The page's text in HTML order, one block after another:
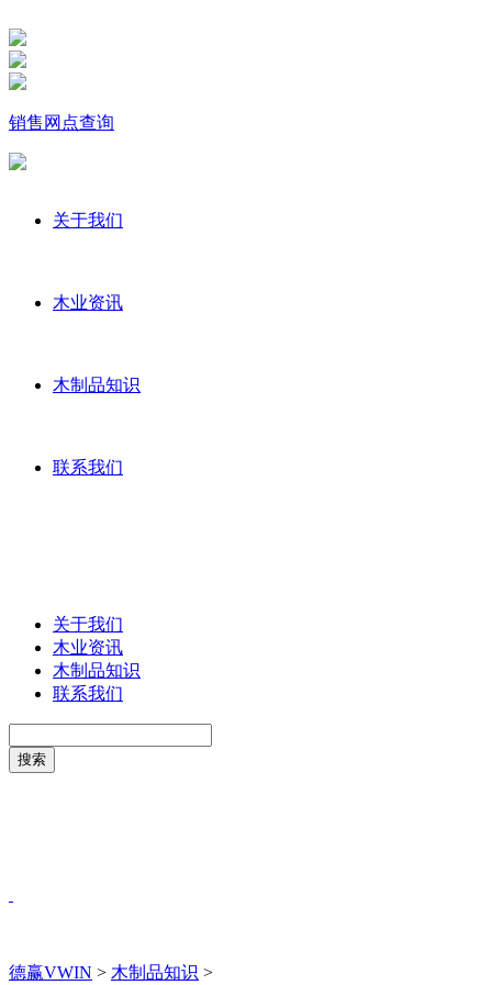
销售网点查询
关于我们
木业资讯
木制品知识
联系我们
关于我们
木业资讯
木制品知识
联系我们
德赢VWIN > 木制品知识 >